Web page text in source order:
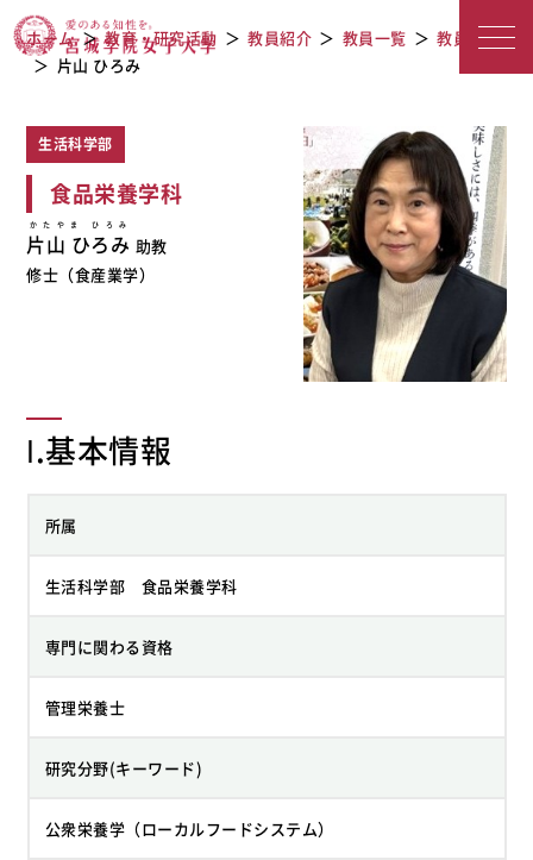
ホーム
教育・研究活動 教員紹介 教員一覧
教員検索
片山 ひろみ
生活科学部
食品栄養学科
片山 ひろみ
かたやま ひろみ
助教
修士（食産業学）
Ⅰ.基本情報
所属
生活科学部 食品栄養学科
専門に関わる資格
管理栄養士
研究分野(キーワード)
公衆栄養学（ローカルフードシステム）